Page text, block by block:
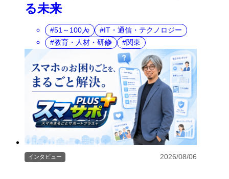
る未来
51～100人
IT・通信・テクノロジー
教育・人材・研修
関東
インタビュー 2026/08/06